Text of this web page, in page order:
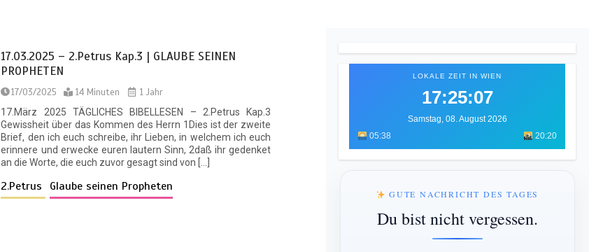
17.03.2025 – 2.Petrus Kap.3 | GLAUBE SEINEN
PROPHETEN
17/03/2025 14 Minuten
1 Jahr
17.März 2025 TÄGLICHES BIBELLESEN – 2.Petrus Kap.3
Gewissheit über das Kommen des Herrn 1Dies ist der zweite
Brief, den ich euch schreibe, ihr Lieben, in welchem ich euch
erinnere und erwecke euren lautern Sinn, 2daß ihr gedenket
an die Worte, die euch zuvor gesagt sind von […]
2.Petrus Glaube seinen Propheten
LOKALE ZEIT IN WIEN
17:25:09
Samstag, 08. August 2026
05:38
20:20
GUTE NACHRICHT DES TAGES
Du bist nicht vergessen.